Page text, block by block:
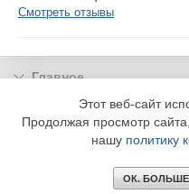
Смотреть отзывы
Главное
Подписка
Информация
© 2002 - 2026 OOO Издательский
Этот веб-сайт
Продолжая просмотр
нашу политику
ОК.